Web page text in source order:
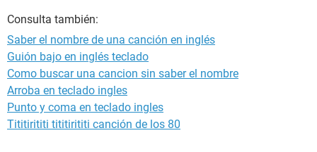
Consulta también:
Saber el nombre de una canción en inglés
Guión bajo en inglés teclado
Como buscar una cancion sin saber el nombre
Arroba en teclado ingles
Punto y coma en teclado ingles
Tititirititi tititirititi canción de los 80